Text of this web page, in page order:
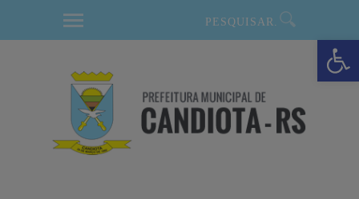
Barra de Ferramentas Aberta